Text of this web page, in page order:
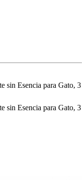
sin Esencia para Gato, 3
sin Esencia para Gato, 3